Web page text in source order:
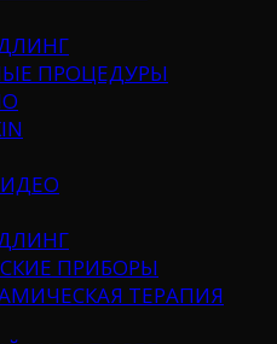
ПРОЦЕДУРЫ
ПРИБОРЫ
ТЕРАПИЯ